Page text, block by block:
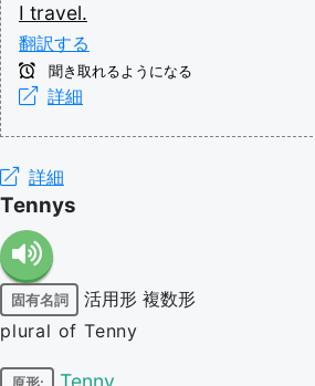
I travel.
翻訳する
聞き取れるようになる
詳細
詳細
Tennys
固有名詞 活用形 複数形
plural of Tenny
Tenny